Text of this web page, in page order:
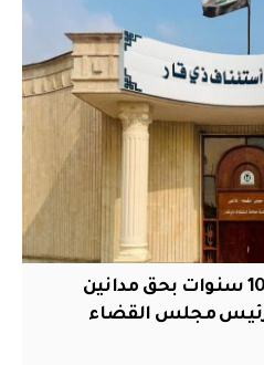
جنايات ذي قار: السجن 10 سنوات بحق مدانين
مجلس القضاء